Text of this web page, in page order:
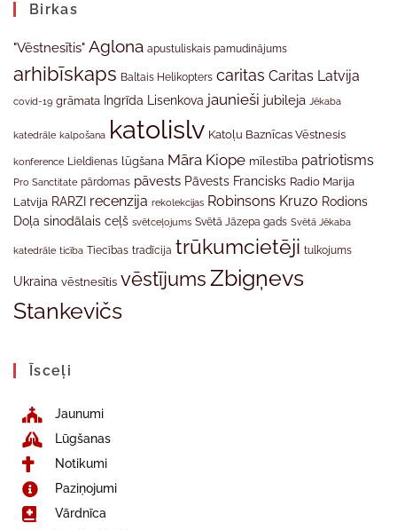
Birkas
"Vēstnesītis" Aglona apustuliskais pamudinājums
arhibīskaps Baltais Helikopters caritas Caritas Latvija
covid-19 grāmata Ingrīda Lisenkova jaunieši jubileja Jēkaba
katedrāle kalpošana katolislv Katoļu Baznīcas Vēstnesis
konference Lieldienas lūgšana Māra Kiope mīlestība patriotisms
Pro Sanctitate pārdomas pāvests Pāvests Francisks Radio Marija
Latvija RARZI recenzija rekolekcijas Robinsons Kruzo Rodions
Doļa sinodālais ceļš svētceļojums Svētā Jāzepa gads Svētā Jēkaba
katedrāle ticība Tiecības tradīcija trūkumcietēji tulkojums
Ukraina vēstnesītis vēstījumsZbigņevs
Stankevičs
Īsceļi
Jaunumi
Lūgšanas
Notikumi
Paziņojumi
Vārdnīca